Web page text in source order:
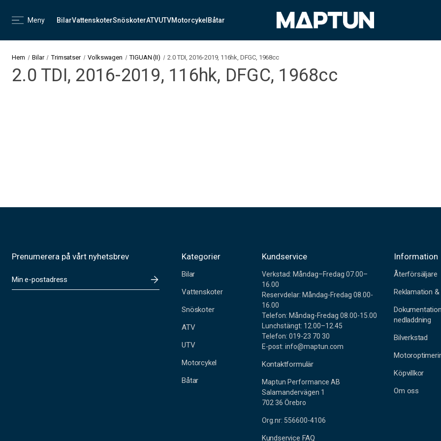
Meny BilarVattenskoterSnöskoterATVUTVMotorcykel Båtar
Hem Bilar Trimsatser Volkswagen TIGUAN (II) 2.0 TDI, 2016-2019, 116hk, DFGC, 1968cc
2.0 TDI, 2016-2019, 116hk, DFGC, 1968cc
Prenumerera på vårt nyhetsbrev
-
Kategorier
Bilar
Vattenskoter
Snöskoter
ATV
UTV
Motorcykel
Båtar
Kundservice
Verkstad: Måndag–Fredag 07.00–
16.00
Reservdelar: Måndag-Fredag 08.00-
16.00
Telefon: Måndag-Fredag 08.00-15.00
Lunchstängt: 12.00–12.45
Telefon: 019-23 70 30
E-post: info@maptun.com
Kontaktformulär
Maptun Performance AB
Salamandervägen 1
702 36 Örebro
Org.nr: 556600-4106
Kundservice FAQ
Information
Återförsäljare
Reklamation
nedladdning
Bilverkstad
Köpvillkor
Om oss